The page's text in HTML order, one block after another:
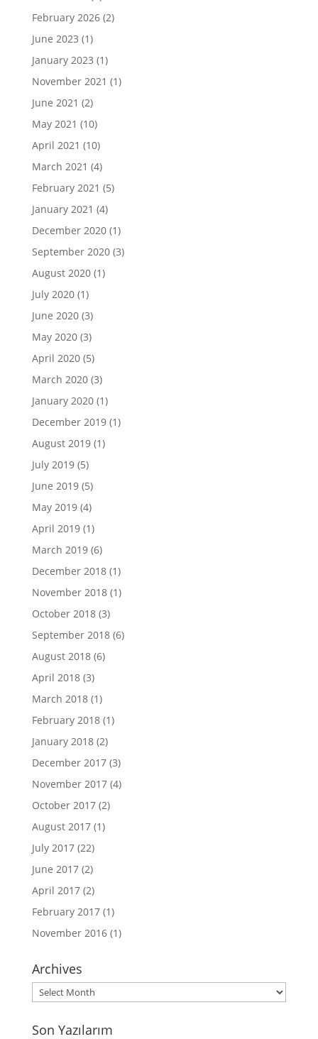
February 2026(2)
June 2023 (1)
January 2023 (1)
November 2021 (1)
June 2021 (2)
May 2021 (10)
April 2021 (10)
March 2021 (4)
February 2021 (5)
January 2021 (4)
December 2020(1)
September 2020(3)
August 2020(1)
July 2020(1)
June 2020(3)
May 2020(3)
April 2020(5)
March 2020(3)
January 2020(1)
December 2019(1)
August 2019(1)
July 2019(5)
June 2019(5)
May 2019(4)
April 2019(1)
March 2019(6)
December 2018(1)
November 2018(1)
October 2018(3)
September 2018(6)
August 2018(6)
April 2018(3)
March 2018(1)
February 2018(1)
January 2018(2)
December 2017(3)
November 2017(4)
October 2017(2)
August 2017(1)
July 2017(22)
June 2017(2)
April 2017(2)
February 2017(1)
November 2016(1)
Archives
Archives
Son Yazılarım